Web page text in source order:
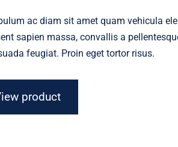
was:
is:
ac diam sit amet quam vehicula
sapien massa, convallis a
feugiat. Proin eget tortor risus.
product